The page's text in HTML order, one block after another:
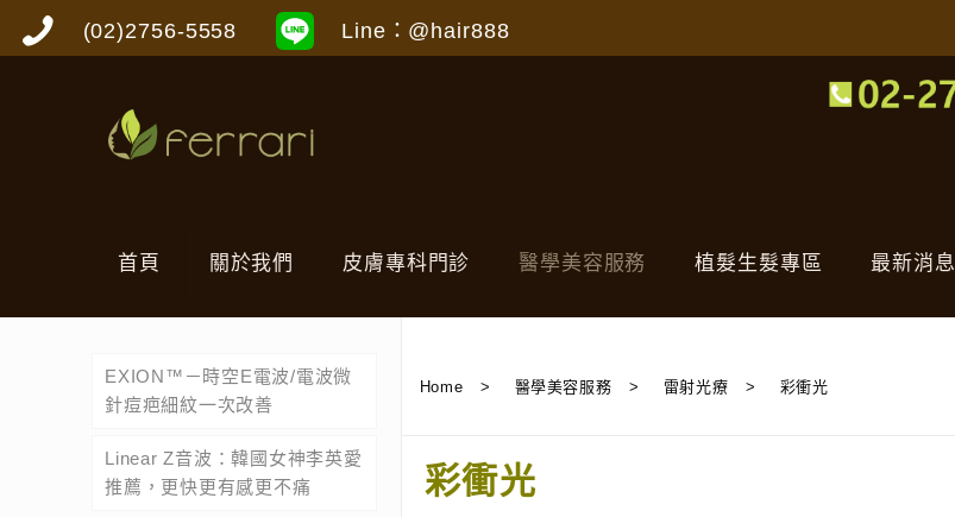
(02)2756-5558 Line：@hair888
首頁 關於我們 皮膚專科門診 醫學美容服務 植髮生髮專區 最新消息
Home > 醫學美容服務 > 雷射光療 > 彩衝光
彩衝光
EXION™－時空E電波/電波微
針痘疤細紋一次改善
Linear Z音波：韓國女神李英愛
推薦，更快更有感更不痛